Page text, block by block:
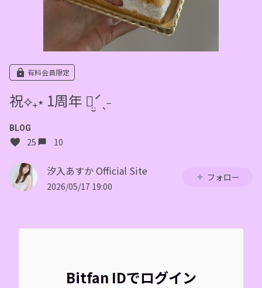
有料会員限定
祝⟡₊⋆ 1周年 ꪔ̤̮ˊˎ˗
BLOG
25 10
汐入あすか Official Site
2026/05/17 19:00
フォロー
Bitfan IDでログイン